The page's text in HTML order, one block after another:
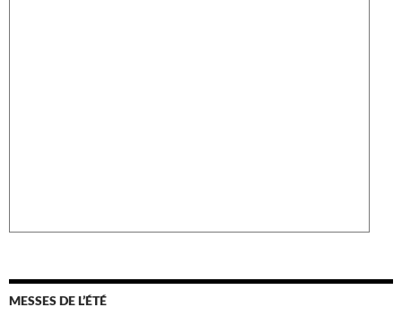
MESSES DE L’ÉTÉ